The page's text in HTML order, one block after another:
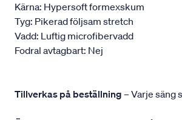
Kärna: Hypersoft formexskum
Tyg: Pikerad följsam stretch
Vadd: Luftig microfibervadd
Fodral avtagbart: Nej
Tillverkas på beställning – Varje säng